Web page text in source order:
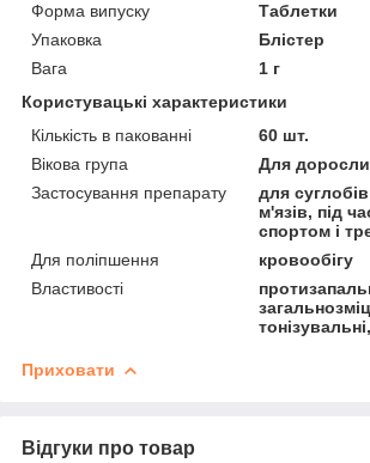
Форма випуску
Таблетки
Упаковка
Блістер
Вага
1 г
Користувацькі характеристики
Кількість в пакованні
60 шт.
Вікова група
Для
Застосування препарату
для суглобів
м'язів, під
спортом і
Для поліпшення
кровообігу
Властивості
Приховати
Відгуки про товар